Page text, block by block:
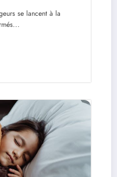
se lancent à la